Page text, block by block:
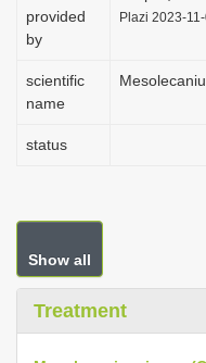
provided
by
Plazi 2023-
scientific
name
status
Show all
Treatment